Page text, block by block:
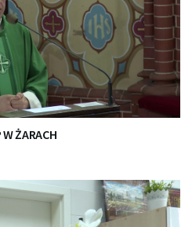
ŻARACH